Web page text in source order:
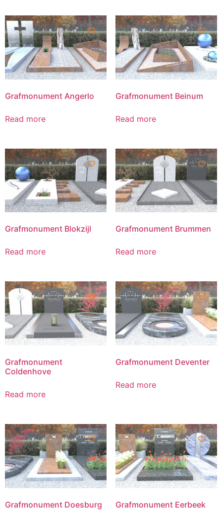
Grafmonument Angerlo
Read more
Grafmonument Beinum
Read more
Grafmonument Blokzijl
Read more
Grafmonument Brummen
Read more
Grafmonument
Coldenhove
Read more
Grafmonument Deventer
Read more
Grafmonument Doesburg Grafmonument Eerbeek